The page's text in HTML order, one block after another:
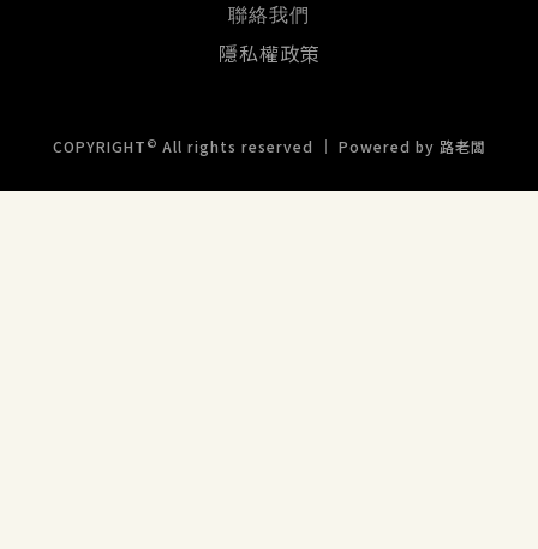
聯絡我們
隱私權政策
COPYRIGHT © All rights reserved ｜ Powered by 路老闆